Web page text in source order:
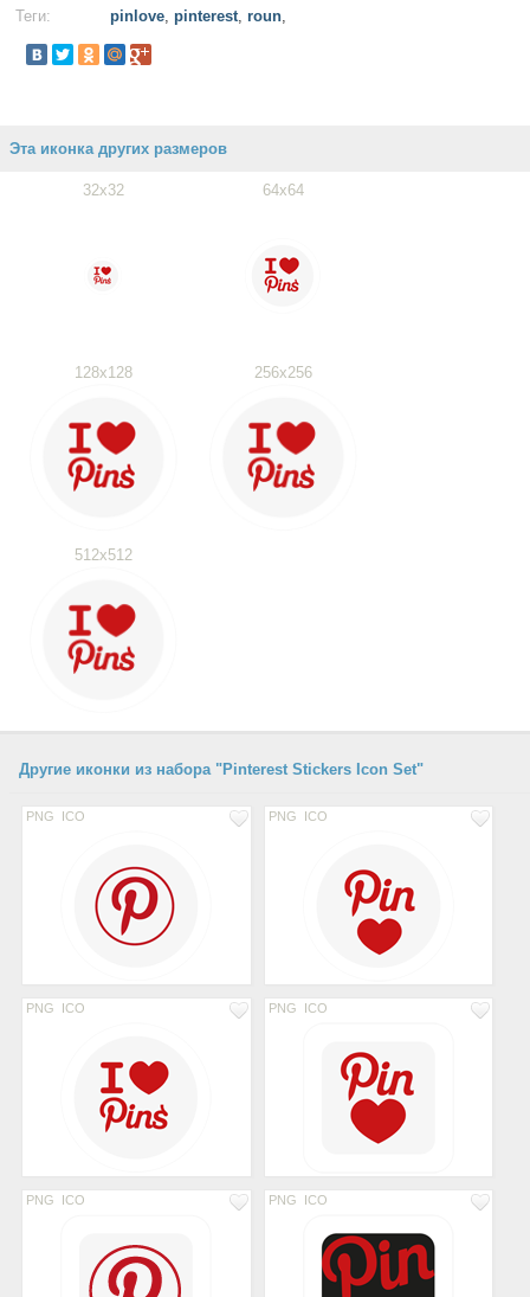
Теги: pinlove, pinterest, roun,
Эта иконка других размеров
32x32 64x64
128x128 256x256
512x512
Другие иконки из набора "Pinterest Stickers Icon Set"
PNG ICO PNG ICO
PNG ICO PNG ICO
PNG ICO PNG ICO